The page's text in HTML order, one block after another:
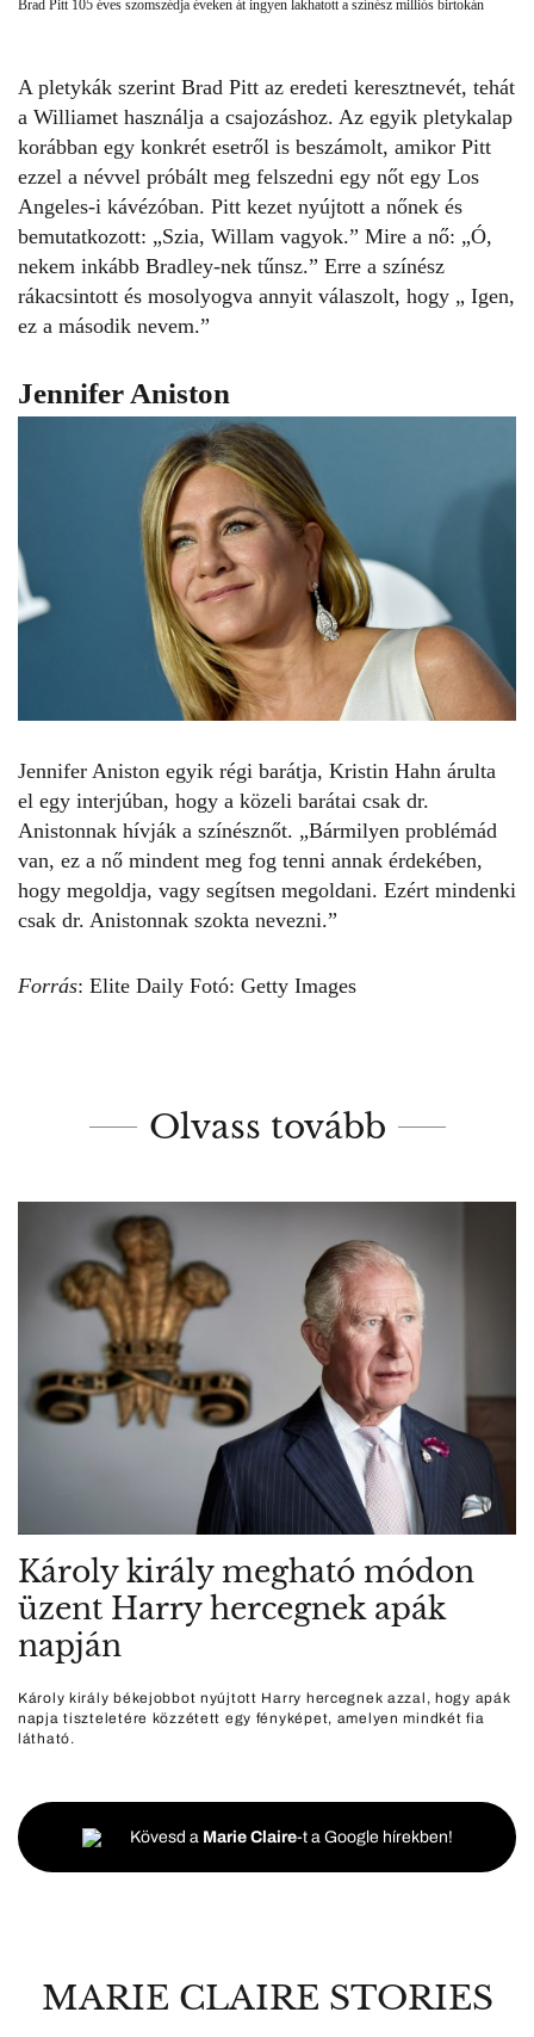
Brad Pitt 105 éves szomszédja éveken át ingyen lakhatott a színész milliós birtokán
A pletykák szerint Brad Pitt az eredeti keresztnevét, tehát
a Williamet használja a csajozáshoz. Az egyik pletykalap
korábban egy konkrét esetről is beszámolt, amikor Pitt
ezzel a névvel próbált meg felszedni egy nőt egy Los
Angeles-i kávézóban. Pitt kezet nyújtott a nőnek és
bemutatkozott: „Szia, Willam vagyok.” Mire a nő: „Ó,
nekem inkább Bradley-nek tűnsz.” Erre a színész
rákacsintott és mosolyogva annyit válaszolt, hogy „ Igen,
ez a második nevem.”
Jennifer Aniston
Jennifer Aniston egyik régi barátja, Kristin Hahn árulta
el egy interjúban, hogy a közeli barátai csak dr.
Anistonnak hívják a színésznőt. „Bármilyen problémád
van, ez a nő mindent meg fog tenni annak érdekében,
hogy megoldja, vagy segítsen megoldani. Ezért mindenki
csak dr. Anistonnak szokta nevezni.”
Forrás: Elite Daily Fotó: Getty Images
Olvass tovább
Károly király megható módon
üzent Harry hercegnek apák
napján
Károly király békejobbot nyújtott Harry hercegnek azzal, hogy apák
napja tiszteletére közzétett egy fényképet, amelyen mindkét fia
látható.
Kövesd a Marie Claire-t a Google hírekben!
MARIE CLAIRE STORIES